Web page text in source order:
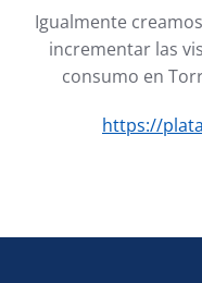
Igualmente
incrementar las
consumo en
https://